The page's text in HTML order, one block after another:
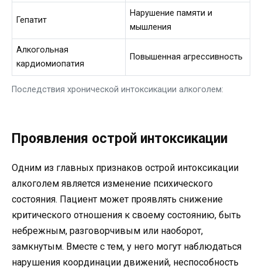
Последствия хронической интоксикации алкоголем:
Гепатит
Нарушение памяти и
мышления
Алкогольная
кардиомиопатия
Повышенная агрессивность
Проявления острой интоксикации
Одним из главных признаков острой интоксикации
алкоголем является изменение психического
состояния. Пациент может проявлять снижение
критического отношения к своему состоянию, быть
небрежным, разговорчивым или наоборот,
замкнутым. Вместе с тем, у него могут наблюдаться
нарушения координации движений, неспособность